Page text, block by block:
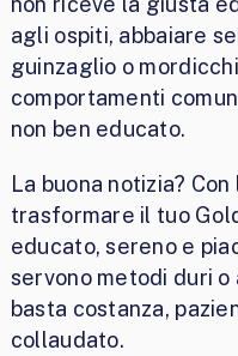
agli ospiti, abbaiare
guinzaglio o
comportamenti
non ben educato.
La buona notizia?
trasformare il tuo
educato, sereno e
servono metodi duri
basta costanza,
collaudato.